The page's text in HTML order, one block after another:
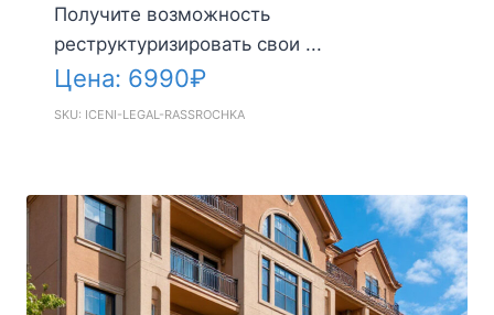
Получите возможность
реструктуризировать свои ...
Цена: 6990₽
SKU: ICENI-LEGAL-RASSROCHKA